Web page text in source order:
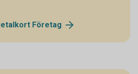
Företag